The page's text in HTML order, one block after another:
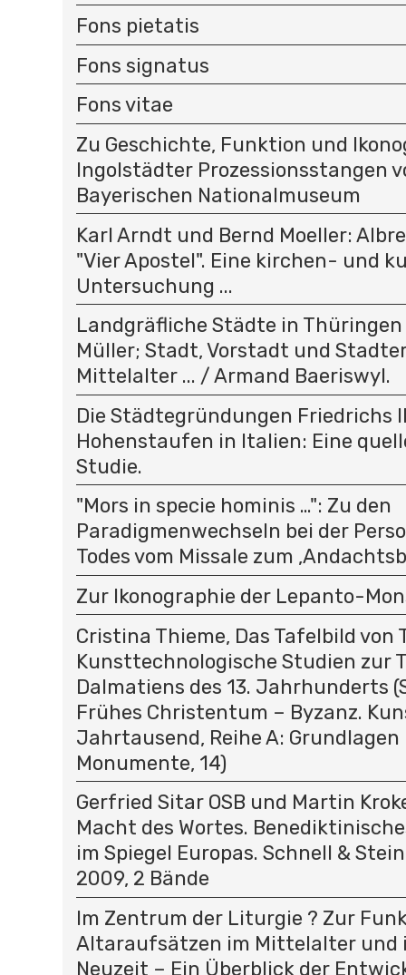
Fons pietatis
Fons signatus
Fons vitae
Zu Geschichte, Funktion und
Ingolstädter Prozessionsstangen
Bayerischen Nationalmuseum
Karl Arndt und Bernd Moeller:
"Vier Apostel". Eine kirchen- und
Untersuchung ...
Landgräfliche Städte in
Müller; Stadt, Vorstadt und
Mittelalter ... / Armand Baeriswyl.
Die Städtegründungen Friedrichs
Hohenstaufen in Italien: Eine
Studie.
"Mors in specie hominis …": Zu den
Paradigmenwechseln bei der
Todes vom Missale zum
Zur Ikonographie der Lepanto-
Cristina Thieme, Das Tafelbild von
Kunsttechnologische Studien zur
Dalmatiens des 13. Jahrhunderts
Frühes Christentum – Byzanz.
Jahrtausend, Reihe A: Grundlagen
Monumente, 14)
Gerfried Sitar OSB und Martin
Macht des Wortes.
im Spiegel Europas. Schnell &
2009, 2 Bände
Im Zentrum der Liturgie ? Zur
Altaraufsätzen im Mittelalter und
Neuzeit – Ein Überblick der